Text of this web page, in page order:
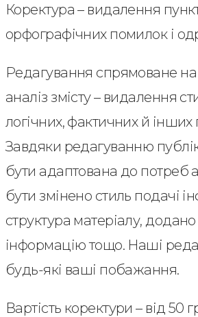
Коректура – видалення
орфографічних помилок і
Редагування спрямоване
аналіз змісту – видалення
логічних, фактичних й
Завдяки редагуванню
бути адаптована до потреб
бути змінено стиль подачі
структура матеріалу,
інформацію тощо. Наші
будь-які ваші побажання.
Вартість коректури – від 50